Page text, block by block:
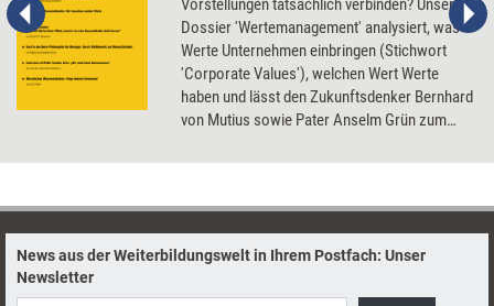
Vorstellungen tatsächlich verbinden? Unser
Dossier 'Wertemanagement' analysiert, was
Werte Unternehmen einbringen (Stichwort
'Corporate Values'), welchen Wert Werte
haben und lässt den Zukunftsdenker Bernhard
von Mutius sowie Pater Anselm Grün zum
News aus der Weiterbildungswelt in Ihrem Postfach: Unser
Newsletter